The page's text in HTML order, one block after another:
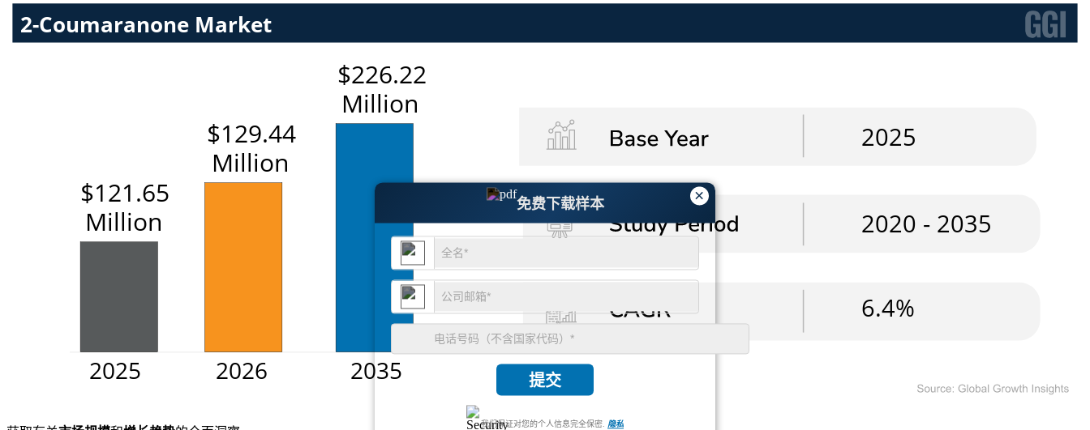
×
免费下载样本
提交
我们保证对您的个人信息完全保密. 隐私